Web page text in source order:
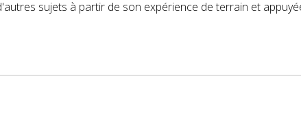
sujets à partir de son expérience de terrain et